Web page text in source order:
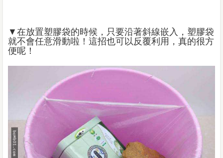
▼在放置塑膠袋的時候，只要沿著斜線嵌入，塑膠袋
就不會任意滑動啦！這招也可以反覆利用，真的很方
便呢！